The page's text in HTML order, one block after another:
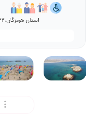
استان هرمزگان،22کیلومتری جزیره قشم،جزایر ناز